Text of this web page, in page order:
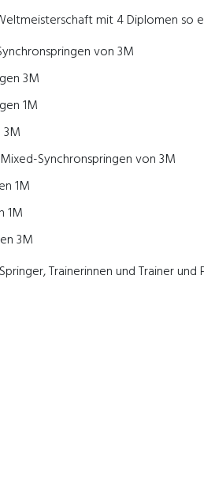
mit 4 Diplomen so
von 3M
3M
1M
Synchronspringen von 3M
1M
1M
3M
Trainerinnen und Trainer